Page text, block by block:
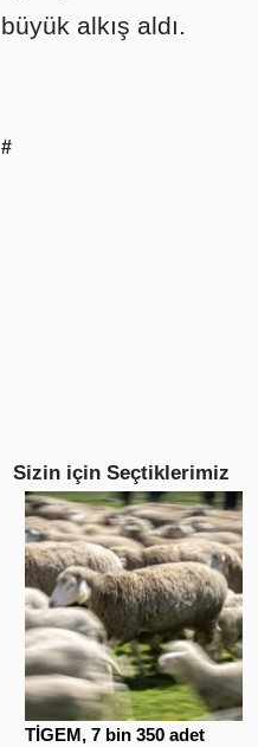
büyük alkış aldı.
#
Sizin için Seçtiklerimiz
TİGEM, 7 bin 350 adet